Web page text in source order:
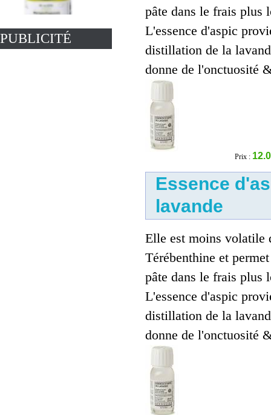
PUBLICITÉ
pâte dans le frais plus
L'essence d'aspic
distillation de la
donne de l'onctuosité
Prix :
Essence
lavande
Elle est moins volatile
Térébenthine et
pâte dans le frais plus
L'essence d'aspic
distillation de la
donne de l'onctuosité